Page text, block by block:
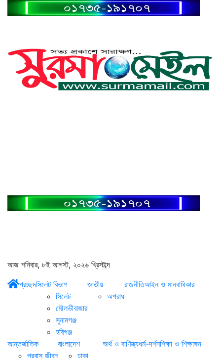
আজ শনিবার, ৮ই আগস্ট, ২০২৬ খ্রিস্টাব্দ
প্রচ্ছদসিলেট বিভাগ
সিলেট
মৌলভীবাজার
সুনামগঞ্জ
হবিগঞ্জ
জাতীয়
অপরাধ
রাজনীতিআইন ও মানবাধিকার
আন্তর্জাতিক
প্রবাস জীবন
বাংলাদেশ
ঢাকা
অর্থ ও বাণিজ্যধর্ম-দর্শনশিক্ষা ও শিক্ষাঙ্গন